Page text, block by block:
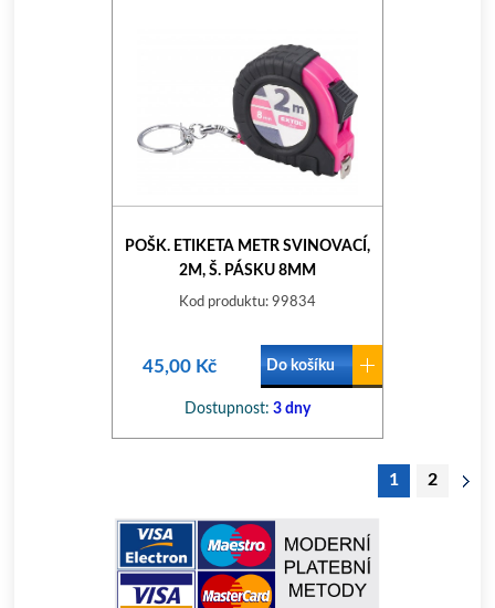
POŠK. ETIKETA METR SVINOVACÍ,
2M, Š. PÁSKU 8MM
Kod produktu: 99834
45,00 Kč Do košíku
Dostupnost: 3 dny
1 2